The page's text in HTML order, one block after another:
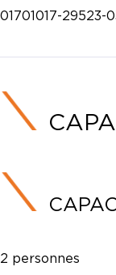
01701017-29523-
2 personnes